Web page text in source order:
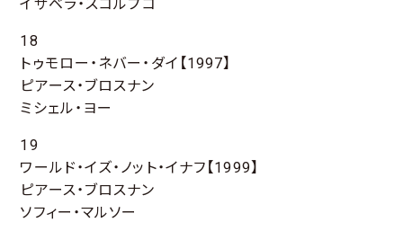
イザベラ・スコルプコ
18
トゥモロー・ネバー・ダイ【1997】
ピアース・ブロスナン
ミシェル・ヨー
19
ワールド・イズ・ノット・イナフ【1999】
ピアース・ブロスナン
ソフィー・マルソー